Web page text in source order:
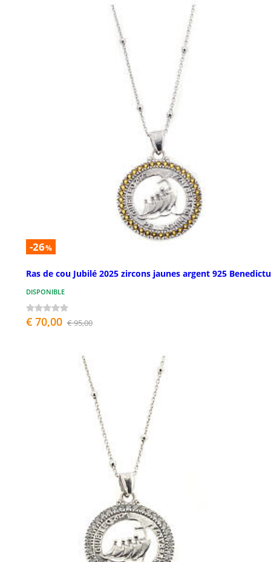
-26%
Ras de cou Jubilé 2025 zircons jaunes argent 925
DISPONIBLE
€ 70,00 € 95,00